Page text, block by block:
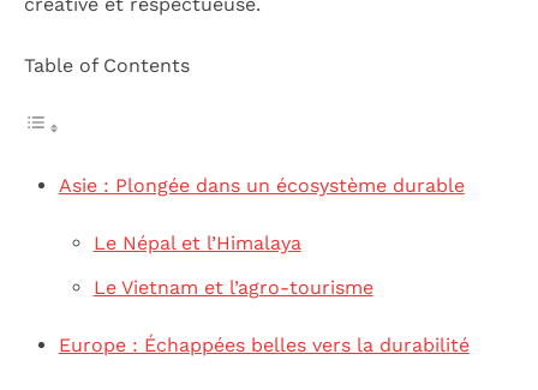
Table of Contents
Asie : Plongée dans un écosystème durable
Le Népal et l’Himalaya
Le Vietnam et l’agro-tourisme
Europe : Échappées belles vers la durabilité